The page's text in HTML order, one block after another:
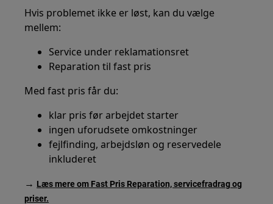
Hvis problemet ikke er løst, kan du vælge
mellem:
Service under reklamationsret
Reparation til fast pris
Med fast pris får du:
klar pris før arbejdet starter
ingen uforudsete omkostninger
fejlfinding, arbejdsløn og reservedele
inkluderet
→ Læs mere om Fast Pris Reparation, servicefradrag og
priser.